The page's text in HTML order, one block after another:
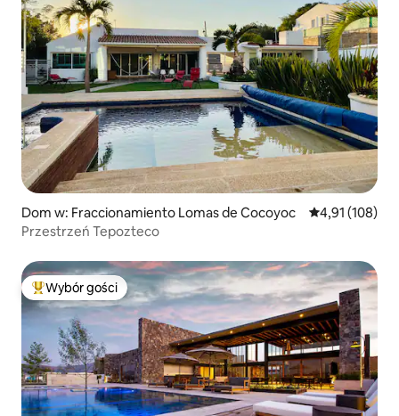
Dom w: Fraccionamiento Lomas de Cocoyoc Średnia
4,91 (108)
Przestrzeń Tepozteco
Najpopularniejsze z kategorii Wybór gości
Wybór gości